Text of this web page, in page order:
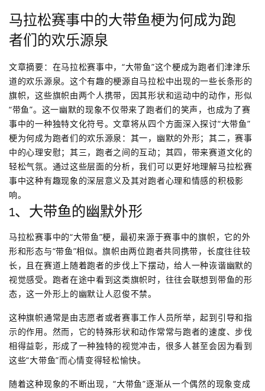
马拉松赛事中的大带鱼梗为何成为跑
者们的欢乐源泉
文章摘要：在马拉松赛事中，“大带鱼”这个梗成为跑者们津津乐
道的欢乐源泉。这个有趣的梗源自马拉松中出现的一些长条形的
旗帜，这些旗帜由两个人携带，因其形状和运动中的动作，形似
“带鱼”。这一幽默的现象不仅带来了跑者们的笑声，也成为了赛
事中的一种独特文化符号。文章将从四个方面深入探讨“大带鱼”
梗为何成为跑者们的欢乐源泉：其一，幽默的外形；其二，赛事
中的心理安慰；其三，跑者之间的互动；其四，带来赛道文化的
轻松气氛。通过这些层面的分析，我们可以更好地理解马拉松赛
事中这种有趣现象的深层意义及其对跑者心理和情感的积极影
响。
1、大带鱼的幽默外形
马拉松赛事中的“大带鱼”梗，最初来源于赛事中的旗帜，它的外
形和形态与“带鱼”相似。旗帜由两位跑者共同携带，长度往往较
长，且在赛道上随着跑者的步伐上下摆动，给人一种诙谐幽默的
视觉感受。跑者在途中看到这类旗帜时，往往会联想到带鱼的形
态，这一外形上的幽默让人忍俊不禁。
这种旗帜通常是由志愿者或者赛事工作人员所举，起到引导和指
示的作用。然而，它的特殊形状和动作常常与跑者的速度、步伐
相得益彰，形成了一种独特的视觉冲击，很多人甚至会因为看到
这些“大带鱼”而心情变得轻松愉快。
随着这种现象的不断出现，“大带鱼”逐渐从一个偶然的现象变成